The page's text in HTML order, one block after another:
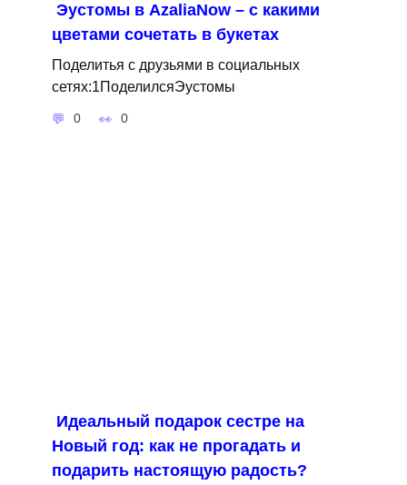
Эустомы в AzaliaNow – с какими
цветами сочетать в букетах
Поделитья с друзьями в социальных
сетях:1ПоделилсяЭустомы
0 0
Идеальный подарок сестре на
Новый год: как не прогадать и
подарить настоящую радость?